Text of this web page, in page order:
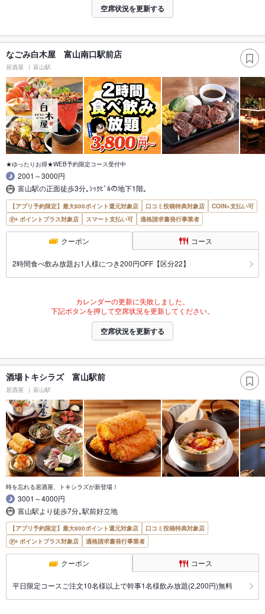
空席状況を更新する
なごみ白木屋 富山南口駅前店
居酒屋 富山駅
★ゆったりお得★WEB予約限定コース受付中
2001～3000円
富山駅の正面徒歩3分｡ｼｯｸﾋﾞﾙの地下1階｡
【アプリ予約限定】最大800ポイント還元対象店 口コミ投稿特典対象店
COIN+支払い可
ポイントプラス対象店
スマート支払い可 適格請求書発行事業者
クーポン コース
2時間食べ飲み放題お1人様につき200円OFF【区分22】
カレンダーの更新に失敗しました。
下記ボタンを押して空席状況を更新してください。
空席状況を更新する
酒場トキシラズ 富山駅前
居酒屋 富山駅
時を忘れる居酒屋、トキシラズが新登場！
3001～4000円
富山駅より徒歩7分｡駅前好立地
【アプリ予約限定】最大800ポイント還元対象店
口コミ投稿特典対象店
ポイントプラス対象店
適格請求書発行事業者
クーポン コース
平日限定コースご注文10名様以上で幹事1名様飲み放題(2,200円)無料